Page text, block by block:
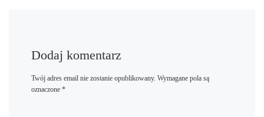
Dodaj komentarz
Twój adres email nie zostanie opublikowany. Wymagane pola są
oznaczone *